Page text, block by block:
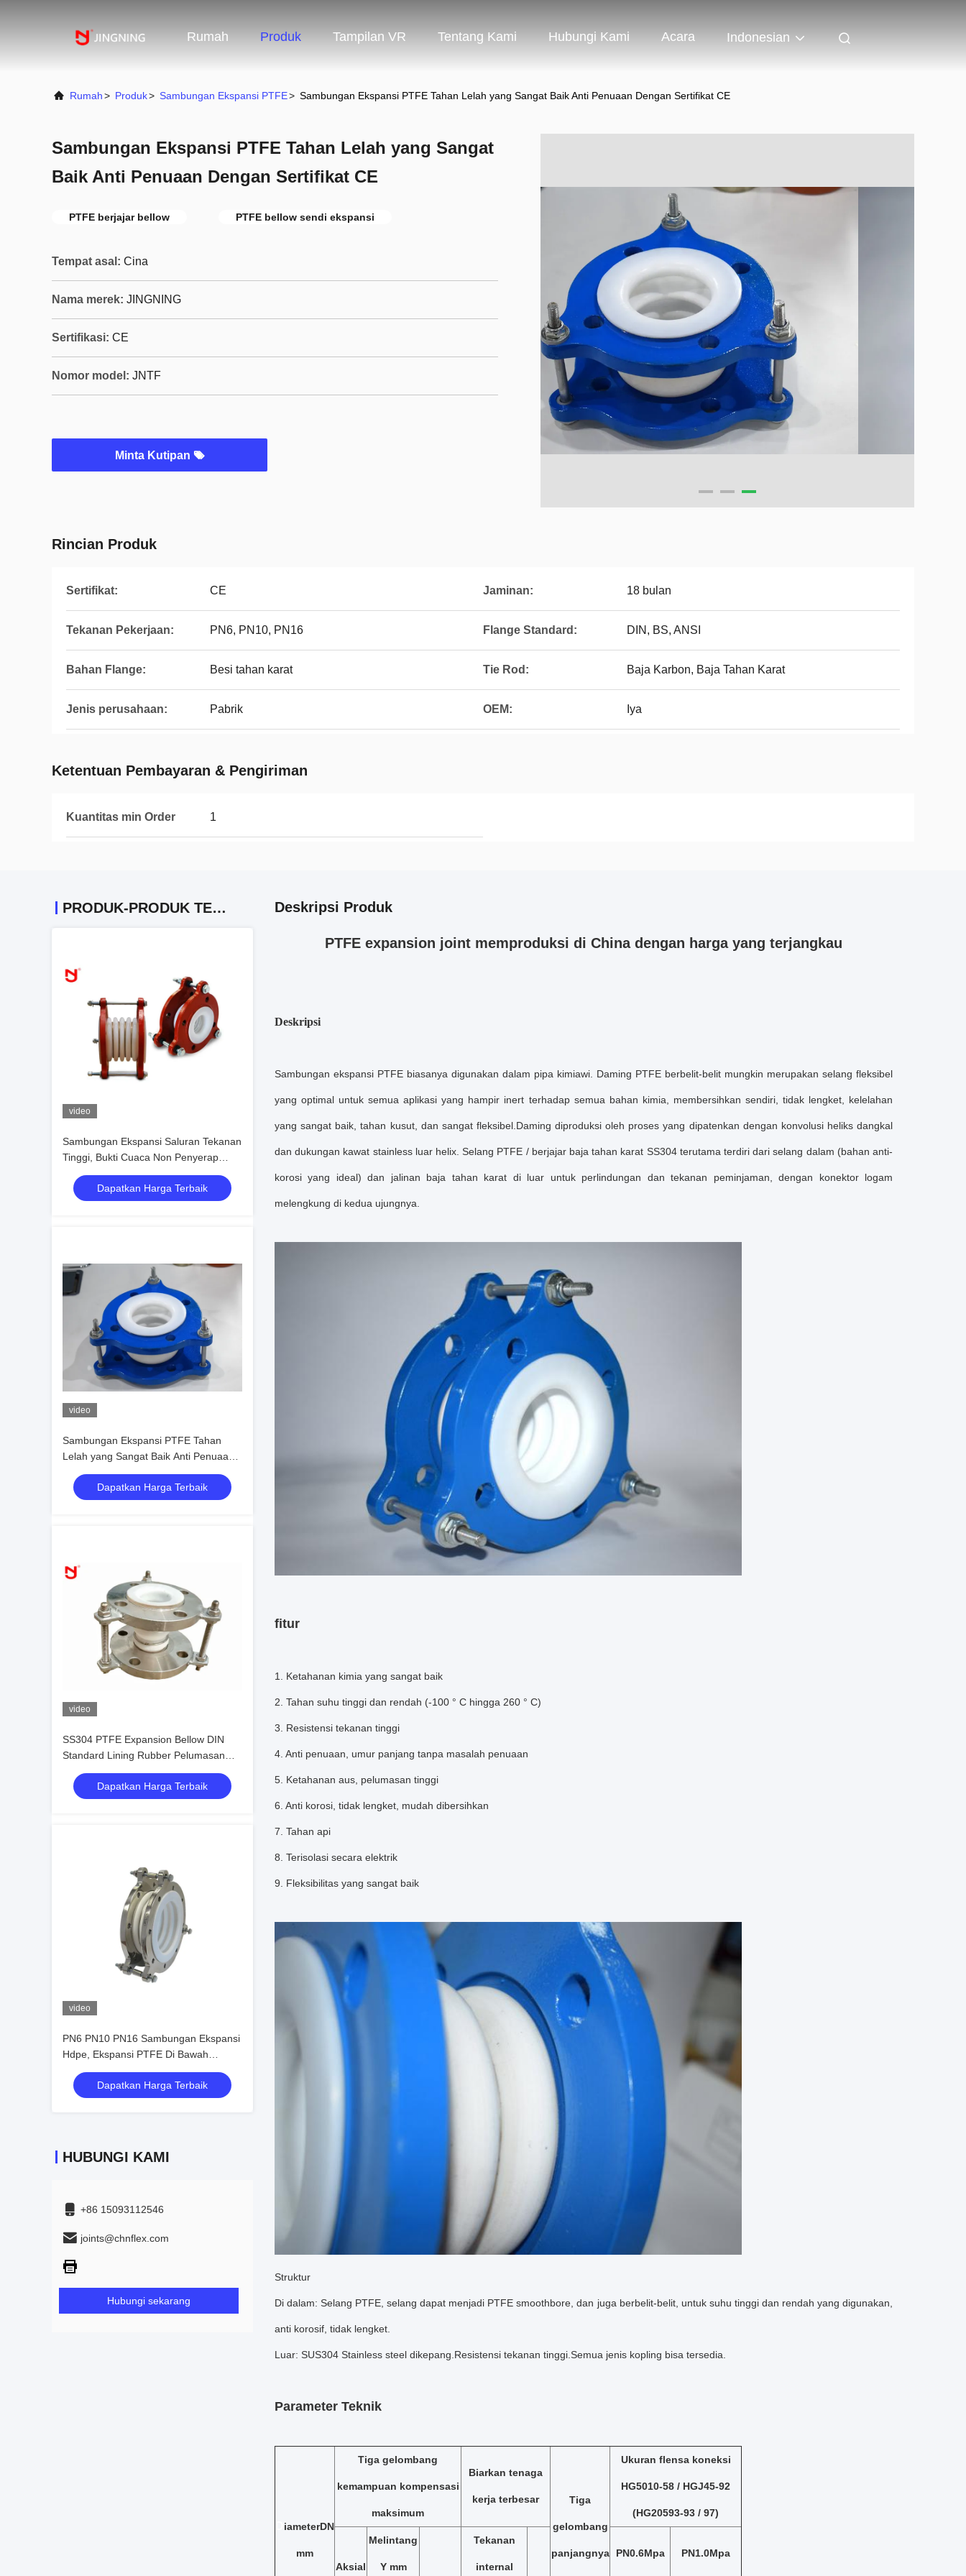
Rumah Produk Tampilan VR Tentang Kami Hubungi Kami Acara Indonesian
Rumah> Produk> Sambungan Ekspansi PTFE> Sambungan Ekspansi PTFE Tahan Lelah yang Sangat Baik Anti Penuaan Dengan Sertifikat CE
Sambungan Ekspansi PTFE Tahan Lelah yang Sangat
Baik Anti Penuaan Dengan Sertifikat CE
PTFE berjajar bellow PTFE bellow sendi ekspansi
Tempat asal: Cina
Nama merek: JINGNING
Sertifikasi: CE
Nomor model: JNTF
Minta Kutipan
Rincian Produk
Sertifikat: CE Jaminan: 18 bulan
Tekanan Pekerjaan: PN6, PN10, PN16 Flange Standard: DIN, BS, ANSI
Bahan Flange: Besi tahan karat Tie Rod: Baja Karbon, Baja Tahan Karat
Jenis perusahaan: Pabrik OEM: Iya
Ketentuan Pembayaran & Pengiriman
Kuantitas min Order 1
PRODUK-PRODUK TERKAIT
video
Sambungan Ekspansi Saluran Tekanan
Tinggi, Bukti Cuaca Non Penyerap
Untuk Industri Minyak
Dapatkan Harga Terbaik
video
Sambungan Ekspansi PTFE Tahan
Lelah yang Sangat Baik Anti Penuaan
Dengan Sertifikat CE
Dapatkan Harga Terbaik
video
SS304 PTFE Expansion Bellow DIN
Standard Lining Rubber Pelumasan
Tinggi Tahan Api
Dapatkan Harga Terbaik
video
PN6 PN10 PN16 Sambungan Ekspansi
Hdpe, Ekspansi PTFE Di Bawah
Koefisien Rendah
Dapatkan Harga Terbaik
HUBUNGI KAMI
+86 15093112546
joints@chnflex.com
Hubungi sekarang
Deskripsi Produk
PTFE expansion joint memproduksi di China dengan harga yang terjangkau
Deskripsi
Sambungan ekspansi PTFE biasanya digunakan dalam pipa kimiawi. Daming PTFE berbelit-belit mungkin merupakan selang fleksibel
yang optimal untuk semua aplikasi yang hampir inert terhadap semua bahan kimia, membersihkan sendiri, tidak lengket, kelelahan
yang sangat baik, tahan kusut, dan sangat fleksibel.Daming diproduksi oleh proses yang dipatenkan dengan konvolusi heliks dangkal
dan dukungan kawat stainless luar helix. Selang PTFE / berjajar baja tahan karat SS304 terutama terdiri dari selang dalam (bahan anti-
korosi yang ideal) dan jalinan baja tahan karat di luar untuk perlindungan dan tekanan peminjaman, dengan konektor logam
melengkung di kedua ujungnya.
fitur
1. Ketahanan kimia yang sangat baik
2. Tahan suhu tinggi dan rendah (-100 ° C hingga 260 ° C)
3. Resistensi tekanan tinggi
4. Anti penuaan, umur panjang tanpa masalah penuaan
5. Ketahanan aus, pelumasan tinggi
6. Anti korosi, tidak lengket, mudah dibersihkan
7. Tahan api
8. Terisolasi secara elektrik
9. Fleksibilitas yang sangat baik
Struktur
Di dalam: Selang PTFE, selang dapat menjadi PTFE smoothbore, dan juga berbelit-belit, untuk suhu tinggi dan rendah yang digunakan,
anti korosif, tidak lengket.
Luar: SUS304 Stainless steel dikepang.Resistensi tekanan tinggi.Semua jenis kopling bisa tersedia.
Parameter Teknik
iameterDN
mm
Tiga gelombang
kemampuan kompensasi
maksimum
Biarkan tenaga
kerja terbesar Tiga
gelombang
panjangnya
Ukuran flensa koneksi
HG5010-58 / HGJ45-92
(HG20593-93 / 97)
Aksial
Melintang
Y mm
Tekanan
internal
PN0.6Mpa PN1.0Mpa